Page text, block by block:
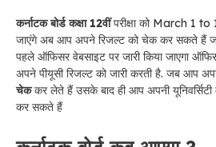
कर्नाटक बोर्ड कक्षा 12वींपरीक्षा को March 1
जाएंगे अब आप अपने रिजल्ट को चेक कर सकते हैं
पहले ऑफिसर वेबसाइट पर जारी किया जाएगा
अपने पीयूसी रिजल्ट को जारी करती है. जब आप
चेककर लेते हैं उसके बाद ही आप अपनी
कर सकते हैं